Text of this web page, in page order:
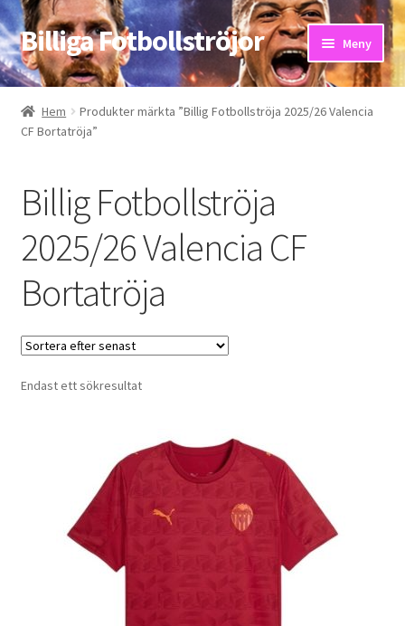
Hoppa
till
navigering
Hoppa
till
innehåll
Billiga Fotbollströjor Meny
Hem
Bloggar
Kontakta oss
Hem
Produkter märkta ”Billig Fotbollströja 2025/26 Valencia
CF Bortatröja”
Billig Fotbollströja
2025/26 Valencia CF
Bortatröja
Endast ett sökresultat